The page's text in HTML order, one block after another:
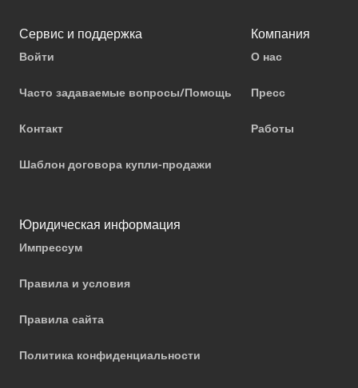
Сервис и поддержка
Войти
Часто задаваемые вопросы/Помощь
Контакт
Шаблон договора купли-продажи
Компания
О нас
Пресс
Работы
Юридическая информация
Импрессум
Правила и условия
Правила сайта
Политика конфиденциальности